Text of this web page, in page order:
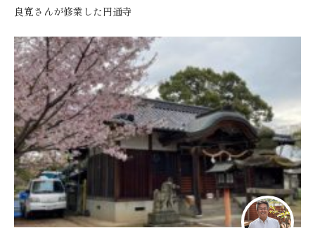
良寛さんが修業した円通寺